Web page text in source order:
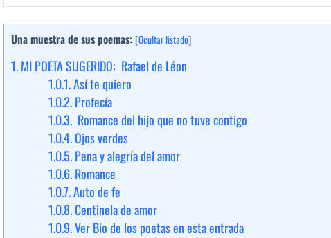
Una muestra de sus poemas: [Ocultar listado]
1.MI POETA SUGERIDO: Rafael de Léon
1.0.1.Así te quiero
1.0.2.Profecía
1.0.3. Romance del hijo que no tuve contigo
1.0.4.Ojos verdes
1.0.5.Pena y alegría del amor
1.0.6.Romance
1.0.7.Auto de fe
1.0.8.Centinela de amor
1.0.9.Ver Bio de los poetas en esta entrada